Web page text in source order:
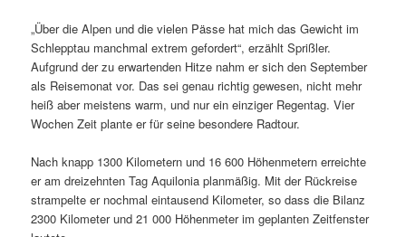
„Über die Alpen und die vielen Pässe hat mich das Gewicht im
Schlepptau manchmal extrem gefordert“, erzählt Sprißler.
Aufgrund der zu erwartenden Hitze nahm er sich den September
als Reisemonat vor. Das sei genau richtig gewesen, nicht mehr
heiß aber meistens warm, und nur ein einziger Regentag. Vier
Wochen Zeit plante er für seine besondere Radtour.
Nach knapp 1300 Kilometern und 16 600 Höhenmetern erreichte
er am dreizehnten Tag Aquilonia planmäßig. Mit der Rückreise
strampelte er nochmal eintausend Kilometer, so dass die Bilanz
2300 Kilometer und 21 000 Höhenmeter im geplanten Zeitfenster